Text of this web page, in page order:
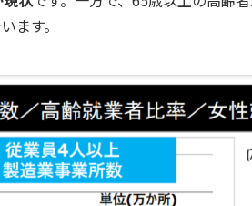
ます。